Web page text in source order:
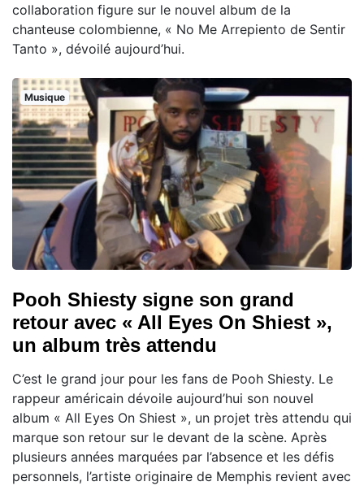
collaboration figure sur le nouvel album de la
chanteuse colombienne, « No Me Arrepiento de Sentir
Tanto », dévoilé aujourd’hui.
Musique
Pooh Shiesty signe son grand
retour avec « All Eyes On Shiest »,
un album très attendu
C’est le grand jour pour les fans de Pooh Shiesty. Le
rappeur américain dévoile aujourd’hui son nouvel
album « All Eyes On Shiest », un projet très attendu qui
marque son retour sur le devant de la scène. Après
plusieurs années marquées par l’absence et les défis
personnels, l’artiste originaire de Memphis revient avec